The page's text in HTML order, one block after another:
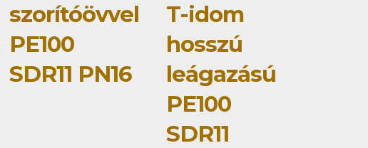
szorítóövvel
PE100
SDR11 PN16
T-idom
hosszú
leágazású
PE100
SDR11